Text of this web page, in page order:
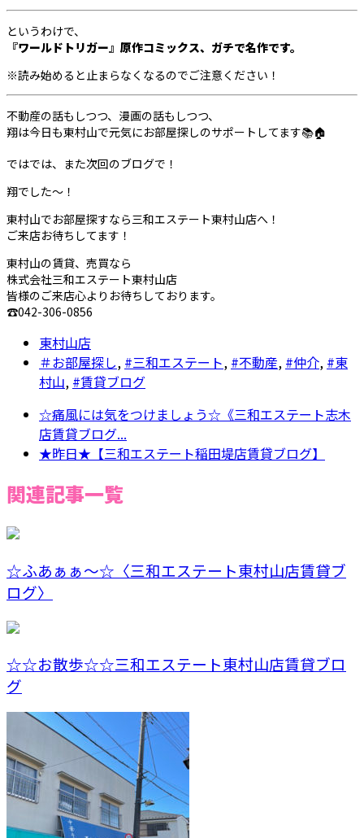
というわけで、
『ワールドトリガー』原作コミックス、ガチで名作です。
※読み始めると止まらなくなるのでご注意ください！
不動産の話もしつつ、漫画の話もしつつ、
翔は今日も東村山で元気にお部屋探しのサポートしてます📚🏠
ではでは、また次回のブログで！
翔でした〜！
東村山でお部屋探すなら三和エステート東村山店へ！
ご来店お待ちしてます！
東村山の賃貸、売買なら
株式会社三和エステート東村山店
皆様のご来店心よりお待ちしております。
☎042-306-0856
東村山店
＃お部屋探し, #三和エステート, #不動産, #仲介, #東
村山, #賃貸ブログ
☆痛風には気をつけましょう☆《三和エステート志木
店賃貸ブログ...
★昨日★【三和エステート稲田堤店賃貸ブログ】
関連記事一覧
☆ふあぁぁ～☆〈三和エステート東村山店賃貸ブ
ログ〉
☆☆お散歩☆☆三和エステート東村山店賃貸ブロ
グ